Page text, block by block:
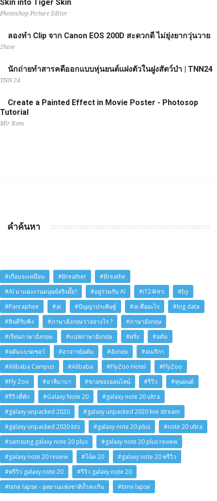
Skin into Tiger Skin
Photoshop Picture Editor
ลองทำ Clip จาก Canon EOS 200D สะดวกดี ไม่ยุ่งยากวุ่นวาย
2how
นักถ่ายทำสารคดีออกแบบหุ่นยนต์แฝงตัวในฝูงสัตว์ป่า | TNN24
TNN 24
Create a Painted Effect in Movie Poster - Photosop
Tutorial
Mir Rom
คำค้นหา
#เกือบจะเหมือน #Breather
#Breathe
#AI มาแย่งงานมนุษย์จริงมั๊ย?
#อยู่ร่วมกับ AI #iT24Hrs
#by
#Panraphee
#ai #ปัญญาประดิษฐ์ #ai คืออะไร
#big data
#ยินดีรับฟัง
#ภาษาอังกฤษว่าอย่างไร ?
#ภาษาอังกฤษ
#เรียนภาษาอังกฤษ
#แปลภาษาอังกฤษ #ฝรั่ง
#อดัม
#อดัมแบรดชอว์
#อาจารย์อดัม #อังกฤษ
#อเมริกา
#Alibaba Campus
#Alibaba #FlyZoo Hotel
#FlyZoo
#Fly Zoo
#อาลีบาบา #ขายของออนไลน์ #รีวิว
#หุ่นยนต์
#รีวิวที่พัก
#Galaxy Note 20
#galaxy note 20 ultra
#galaxy unpacked 2020
#galaxy unpacked 2020 live stream
#galaxy unpacked 2020 bts
#galaxy note 20 plus
#note 20 ultra
#samsung galaxy note 20 plus
#galaxy note 20 plus review
#galaxy note 20 review
#โน้ต 20
#galaxy note 20 พรีวิว
#พรีวิว galaxy note 20
#รีวิว galaxy note 20
#time lapse - อุทยานแห่งชาติถ้ำสะเกิน
#time lapse